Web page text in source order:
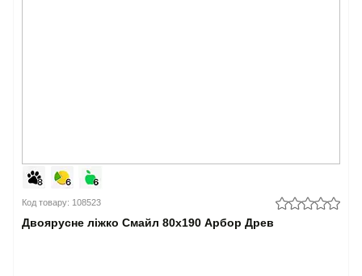
Код товару: 108523
Двоярусне ліжко Смайл 80x190 Арбор Древ